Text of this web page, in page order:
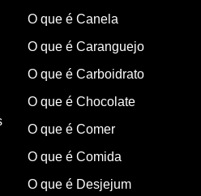
O que é Canela
O que é Caranguejo
O que é Carboidrato
O que é Chocolate
O que é Comer
O que é Comida
O que é Desjejum